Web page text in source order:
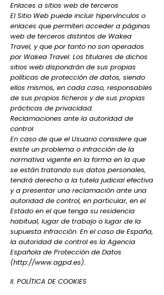
Enlaces a sitios web de terceros
El Sitio Web puede incluir hipervínculos o
enlaces que permiten acceder a páginas
web de terceros distintos de Wakea
Travel, y que por tanto no son operados
por Wakea Travel. Los titulares de dichos
sitios web dispondrán de sus propias
políticas de protección de datos, siendo
ellos mismos, en cada caso, responsables
de sus propios ficheros y de sus propias
prácticas de privacidad.
Reclamaciones ante la autoridad de
control
En caso de que el Usuario considere que
existe un problema o infracción de la
normativa vigente en la forma en la que
se están tratando sus datos personales,
tendrá derecho a la tutela judicial efectiva
y a presentar una reclamación ante una
autoridad de control, en particular, en el
Estado en el que tenga su residencia
habitual, lugar de trabajo o lugar de la
supuesta infracción. En el caso de España,
la autoridad de control es la Agencia
Española de Protección de Datos
(http://www.agpd.es).
II. POLÍTICA DE COOKIES